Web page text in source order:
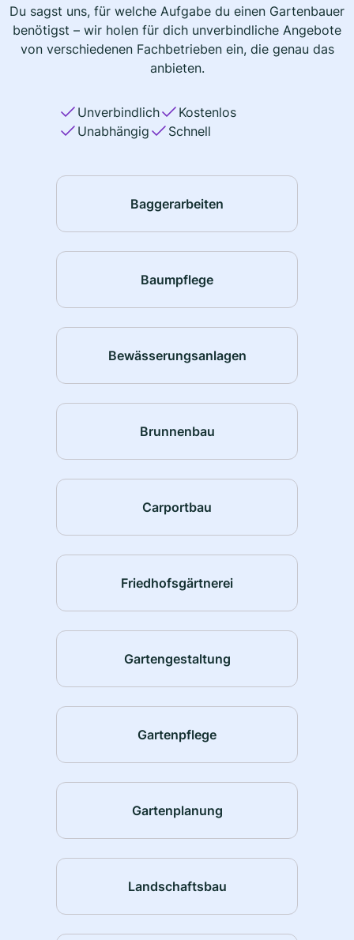
Du sagst uns, für welche Aufgabe du einen Gartenbauer
benötigst – wir holen für dich unverbindliche Angebote
von verschiedenen Fachbetrieben ein, die genau das
anbieten.
Unverbindlich
Kostenlos
Unabhängig
Schnell
Baggerarbeiten
Baumpflege
Bewässerungsanlagen
Brunnenbau
Carportbau
Friedhofsgärtnerei
Gartengestaltung
Gartenpflege
Gartenplanung
Landschaftsbau